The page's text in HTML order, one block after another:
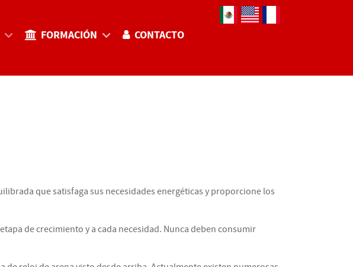
FORMACIÓN CONTACTO
Seleccione su idioma
que satisfaga sus necesidades energéticas y proporcione los
de crecimiento y a cada necesidad. Nunca deben consumir